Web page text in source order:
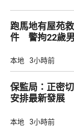
跑馬地有屋苑
件 警拘22歲
本地 3小時前
保監局：正密
安排最新發展
本地 3小時前